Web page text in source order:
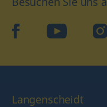
facebookYouTube
Langenscheidt